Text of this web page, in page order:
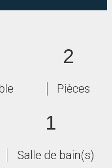
2
Pièces
1
Salle de bain(s)